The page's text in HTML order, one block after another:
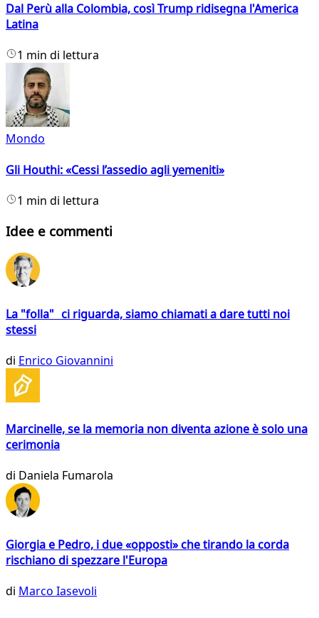
Dal Perù alla Colombia, così Trump ridisegna l'America
Latina
1 min di lettura
Mondo
Gli Houthi: «Cessi l’assedio agli yemeniti»
1 min di lettura
Idee e commenti
La "folla" ci riguarda, siamo chiamati a dare tutti noi
stessi
di Enrico Giovannini
Marcinelle, se la memoria non diventa azione è solo una
cerimonia
di Daniela Fumarola
Giorgia e Pedro, i due «opposti» che tirando la corda
rischiano di spezzare l'Europa
di Marco Iasevoli